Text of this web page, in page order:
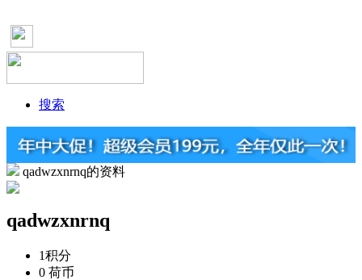
搜索
qadwzxnrnq的资料
qadwzxnrnq
1积分
0 荷币